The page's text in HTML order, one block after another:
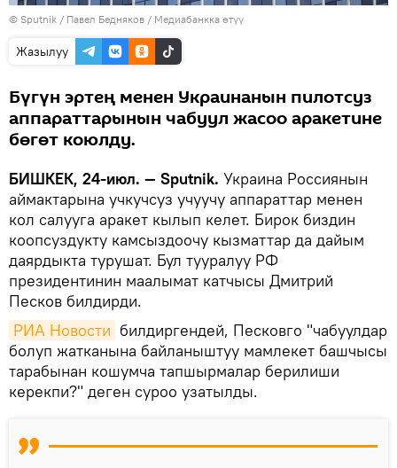
© Sputnik / Павел Бедняков / Медиабанкка өтүү
Жазылуу
Бүгүн эртең менен Украинанын пилотсуз
аппараттарынын чабуул жасоо аракетине
бөгөт коюлду.
БИШКЕК, 24-июл. — Sputnik. Украина Россиянын
аймактарына учкучсуз учуучу аппараттар менен
кол салууга аракет кылып келет. Бирок биздин
коопсуздукту камсыздоочу кызматтар да дайым
даярдыкта турушат. Бул тууралуу РФ
президентинин маалымат катчысы Дмитрий
Песков билдирди.
РИА Новости билдиргендей, Песковго "чабуулдар
болуп жатканына байланыштуу мамлекет башчысы
тарабынан кошумча тапшырмалар берилиши
керекпи?" деген суроо узатылды.